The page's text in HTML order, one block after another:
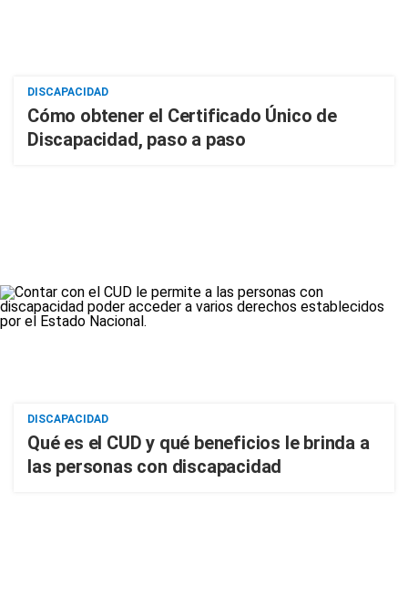
DISCAPACIDAD
Cómo obtener el Certificado Único de
Discapacidad, paso a paso
DISCAPACIDAD
Qué es el CUD y qué beneficios le brinda a
las personas con discapacidad